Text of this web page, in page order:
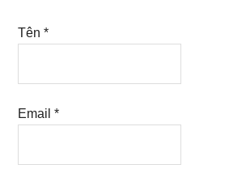
Tên*
Email*